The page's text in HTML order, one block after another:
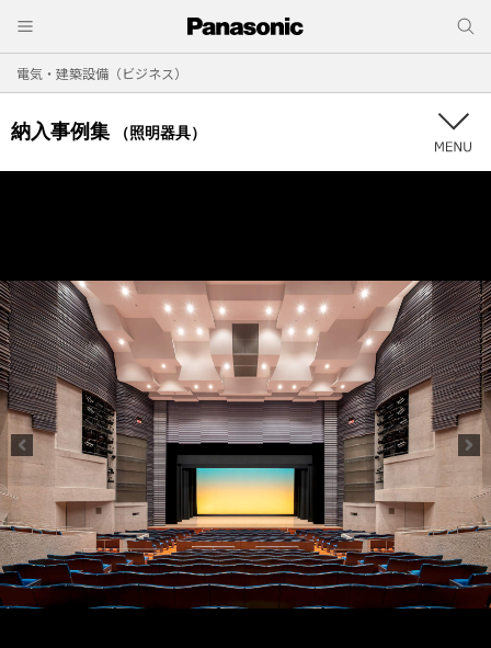
電気・建築設備（ビジネス）
納入事例集 （照明器具）